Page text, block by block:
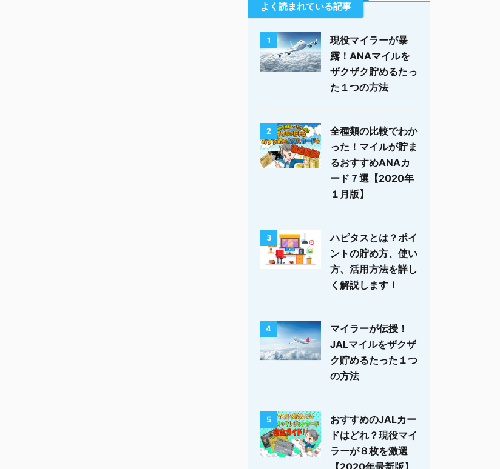
よく読まれている記事
1
現役マイラーが暴
露！ANAマイルを
ザクザク貯めるたっ
た１つの方法
2
全種類の比較でわか
った！マイルが貯ま
るおすすめANAカ
ード７選【2020年
１月版】
3
ハピタスとは？ポイ
ントの貯め方、使い
方、活用方法を詳し
く解説します！
4
マイラーが伝授！
JALマイルをザクザ
ク貯めるたった１つ
の方法
5
おすすめのJALカー
ドはどれ？現役マイ
ラーが８枚を激選